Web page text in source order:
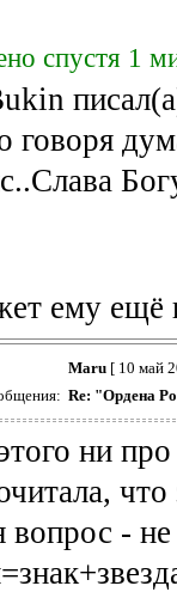
спустя 1
говоря
ему ещё
Maru[ 10 май
Re: "Ордена
ни
-